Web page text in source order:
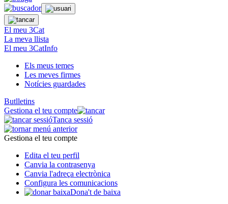
El meu 3Cat
La meva llista
El meu 3CatInfo
Els meus temes
Les meves firmes
Notícies guardades
Butlletins
Gestiona el teu compte
Tanca sessió
Gestiona el teu compte
Edita el teu perfil
Canvia la contrasenya
Canvia l'adreça electrònica
Configura les comunicacions
Dona't de baixa